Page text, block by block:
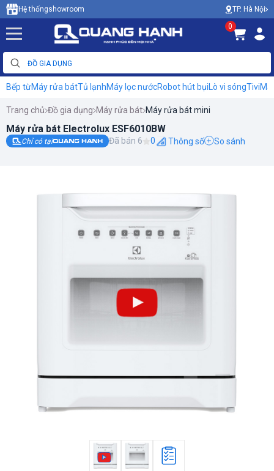
Hệ thốngshowroom TP. Hà Nội
0
Bếp từMáy rửa bátTủ lạnhMáy lọc nướcRobot hút bụiLò vi sóngTivi
Trang chủ Đồ gia dụng Máy rửa bát Máy rửa bát mini
Máy rửa bát Electrolux ESF6010BW
Chỉ có tại Đã bán 6 0 Thông số So sánh